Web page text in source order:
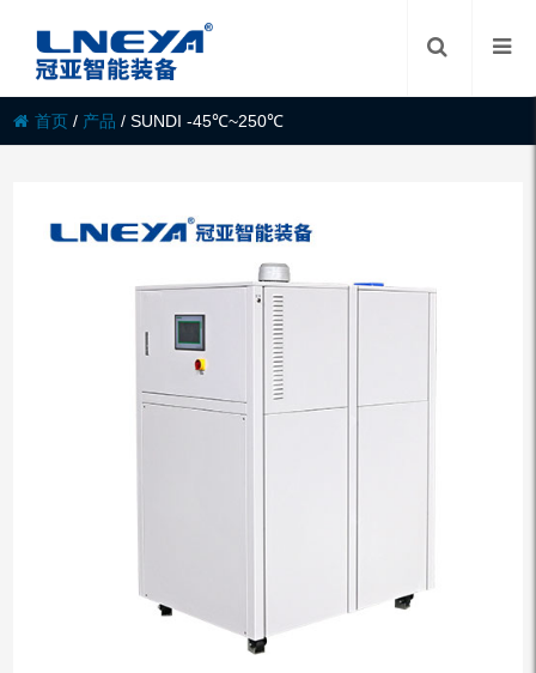
首页 / 产品 /SUNDI -45℃~250℃